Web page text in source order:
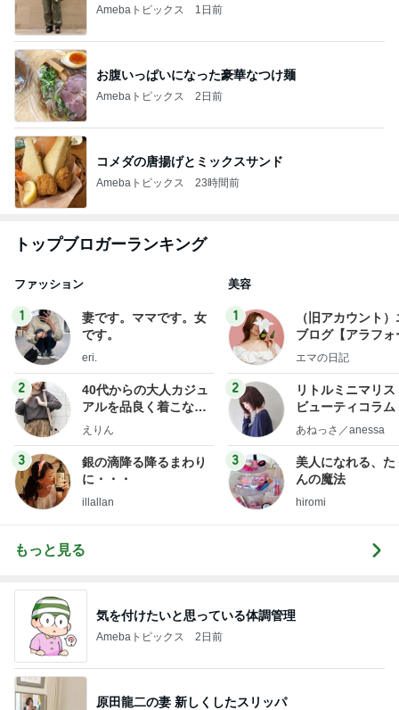
Amebaトピックス 1日前
お腹いっぱいになった豪華なつけ麺
Amebaトピックス 2日前
コメダの唐揚げとミックスサンド
Amebaトピックス 23時間前
トップブロガーランキング
ファッション
1
妻です。ママです。女
です。
eri.
2
40代からの大人カジュ
アルを品良く着こなす
ファッションブログ
えりん
3
銀の滴降る降るまわり
に・・・
illallan
美容
1
（旧アカウント
ブログ【アラフォ
社売却セカンドラ
エマの日記
2
リトルミニマリス
ビューティコラ
little
あねっさ／anessa
3
美人になれる、た
んの魔法
hiromi
もっと見る
気を付けたいと思っている体調管理
Amebaトピックス 2日前
原田龍二の妻 新しくしたスリッパ